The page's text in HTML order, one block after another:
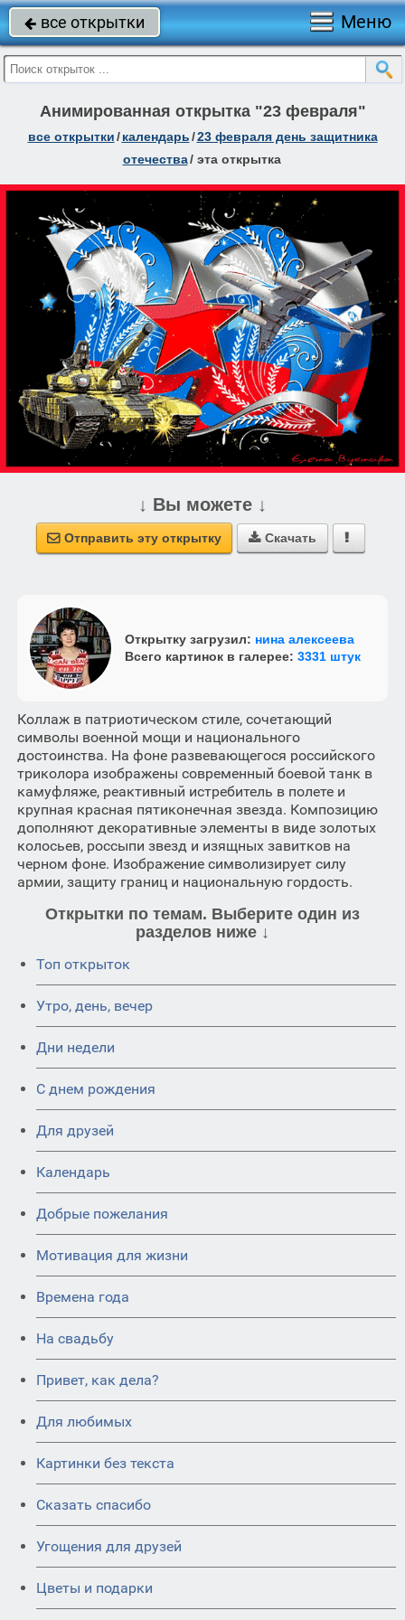
 все открытки Меню
Анимированная открытка "23 февраля"
все открытки/ календарь/23 февраля день защитника
отечества/ эта открытка
↓ Вы можете ↓
 Отправить эту открытку  Скачать 
Открытку загрузил: нина алексеева
Всего картинок в галерее: 3331 штук
Коллаж в патриотическом стиле, сочетающий
символы военной мощи и национального
достоинства. На фоне развевающегося российского
триколора изображены современный боевой танк в
камуфляже, реактивный истребитель в полете и
крупная красная пятиконечная звезда. Композицию
дополняют декоративные элементы в виде золотых
колосьев, россыпи звезд и изящных завитков на
черном фоне. Изображение символизирует силу
армии, защиту границ и национальную гордость.
Открытки по темам. Выберите один из
разделов ниже ↓
Топ открыток
Утро, день, вечер
Дни недели
C днем рождения
Для друзей
Календарь
Добрые пожелания
Мотивация для жизни
Времена года
На свадьбу
Привет, как дела?
Для любимых
Картинки без текста
Сказать спасибо
Угощения для друзей
Цветы и подарки